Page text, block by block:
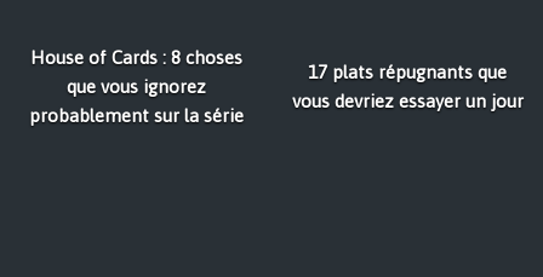
House of Cards : 8 choses
que vous ignorez
probablement sur la série
17 plats répugnants que
vous devriez essayer un jour